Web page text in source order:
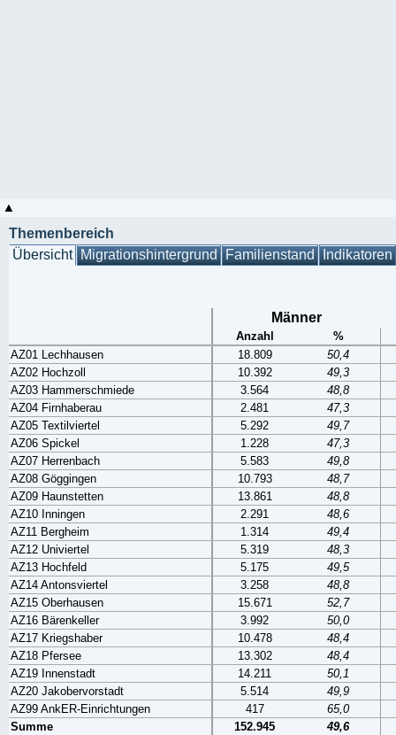
Themenbereich
Übersicht Migrationshintergrund Familienstand Indikatoren
Männer
Anzahl
%
AZ01 Lechhausen
18.809
50,4
AZ02 Hochzoll
10.392
49,3
AZ03 Hammerschmiede
3.564
48,8
AZ04 Firnhaberau
2.481
47,3
AZ05 Textilviertel
5.292
49,7
AZ06 Spickel
1.228
47,3
AZ07 Herrenbach
5.583
49,8
AZ08 Göggingen
10.793
48,7
AZ09 Haunstetten
13.861
48,8
AZ10 Inningen
2.291
48,6
AZ11 Bergheim
1.314
49,4
AZ12 Univiertel
5.319
48,3
AZ13 Hochfeld
5.175
49,5
AZ14 Antonsviertel
3.258
48,8
AZ15 Oberhausen
15.671
52,7
AZ16 Bärenkeller
3.992
50,0
AZ17 Kriegshaber
10.478
48,4
AZ18 Pfersee
13.302
48,4
AZ19 Innenstadt
14.211
50,1
AZ20 Jakobervorstadt
5.514
49,9
AZ99 AnkER-Einrichtungen
417
65,0
Summe
152.945 49,6